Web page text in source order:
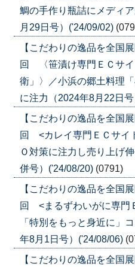
鯛の手作り瓶詰にメディ
月29日号）('24/09/02)
【こだわりの逸品を全国
回 〈笹漬け専門ＥＣサ
衛」〉／小浜の郷土料理
に注力（2024年8月22日
【こだわりの逸品を全国
回 <カレイ専門ＥＣサイ
Ｏ対策に注力し売り上げ
併号）('24/08/20) (0791)
【こだわりの逸品を全国
回 <まるずわいがに専門
「特別をもっと身近に」
年8月1日号）('24/08/06)
【こだわりの逸品を全国